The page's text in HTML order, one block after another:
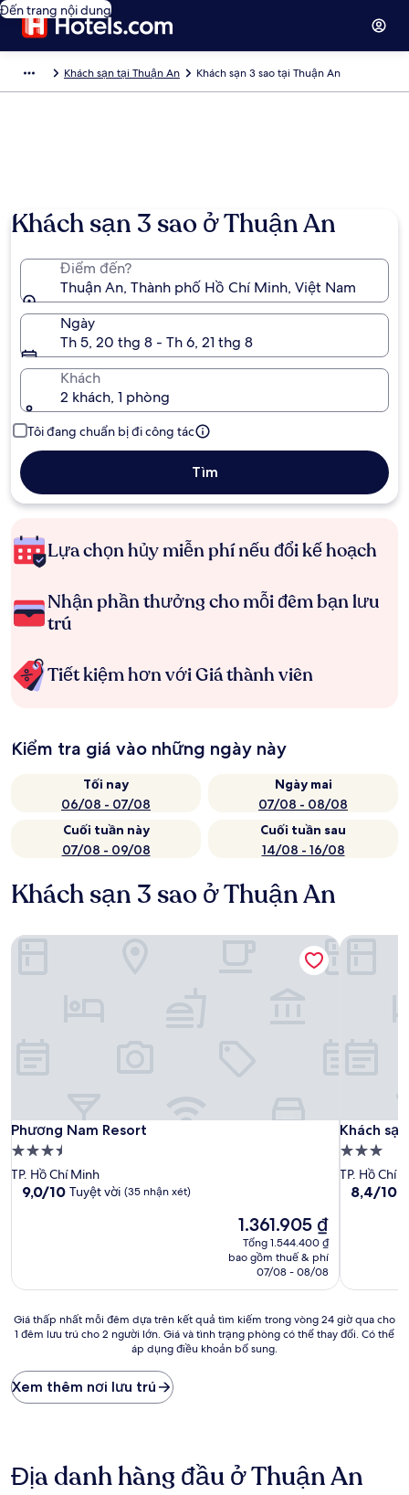
Đến trang nội dung
Khách sạn tại Thuận An Khách sạn 3 sao tại Thuận An
Khách sạn 3 sao ở Thuận An
Điểm đến?
Thuận An, Thành phố Hồ Chí Minh, Việt Nam
Ngày
Th 5, 20 thg 8 - Th 6, 21 thg 8
Khách
2 khách, 1 phòng
Tôi đang chuẩn bị đi công tác
Tìm
Lựa chọn hủy miễn phí nếu đổi kế hoạch
Nhận phần thưởng cho mỗi đêm bạn lưu
trú
Tiết kiệm hơn với Giá thành viên
Kiểm tra giá vào những ngày này
Tối nay
06/08 - 07/08
Ngày mai
07/08 - 08/08
Cuối tuần này
07/08 - 09/08
Cuối tuần sau
14/08 - 16/08
Khách sạn 3 sao ở Thuận An
Phương Nam Resort
Phương Nam Resort
Nơi
lưu
trú
TP. Hồ Chí Minh
9.0
nhận
9,0/10 Tuyệt vời (35 nhận xét)
Giá
hiện
tại
1.361.905 ₫
1.361.905 ₫
Tổng 1.544.400 ₫
bao gồm thuế & phí
07/08 - 08/08
Phương Nam Resort
Khách
Khách
Nơi
lưu
trú
TP. Hồ Chí
8.4
nhận
8,4/10
Khách
Giá
thấp
mỗi
đêm
dựa
tìm
kiếm
Giá thấp nhất mỗi đêm dựa trên kết quả tìm kiếm trong vòng 24 giờ qua cho
1 đêm lưu trú cho 2 người lớn. Giá và tình trạng phòng có thể thay đổi. Có thể
áp dụng điều khoản bổ sung.
Xem thêm nơi lưu trú
Địa danh hàng đầu ở Thuận An